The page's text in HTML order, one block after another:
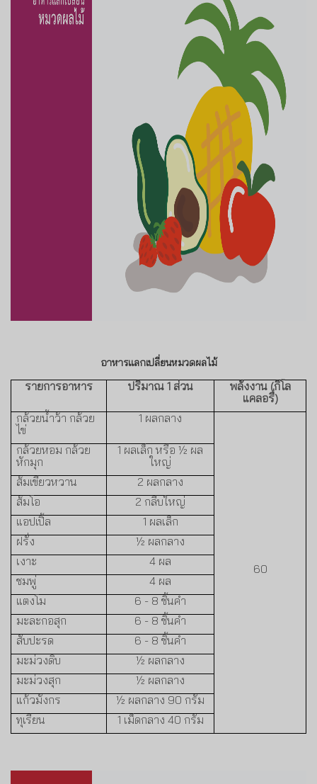
อาหารแลกเปลี่ยนหมวดผลไม้
รายการอาหาร ปริมาณ 1 ส่วน
พลังงาน (กิโล
แคลอรี่)
กล้วยน้ำว้า กล้วย
ไข่
1 ผลกลาง
60
กล้วยหอม กล้วย
หักมุก
1 ผลเล็ก หรือ ½ ผล
ใหญ่
ส้มเขียวหวาน
2 ผลกลาง
ส้มโอ
2 กลีบใหญ่
แอปเปิ้ล
1 ผลเล็ก
ฝรั่ง
½ ผลกลาง
เงาะ
4 ผล
ชมพู่
4 ผล
แตงโม 6 - 8 ชิ้นคำ
มะละกอสุก
6 - 8 ชิ้นคำ
สับปะรด 6 - 8 ชิ้นคำ
มะม่วงดิบ
½ ผลกลาง
มะม่วงสุก
½ ผลกลาง
แก้วมังกร
½ ผลกลาง 90 กรัม
ทุเรียน
1 เม็ดกลาง 40 กรัม